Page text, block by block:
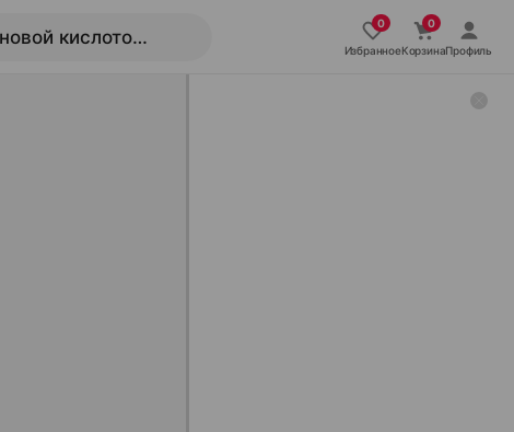
ИзбранноеКорзинаПрофиль